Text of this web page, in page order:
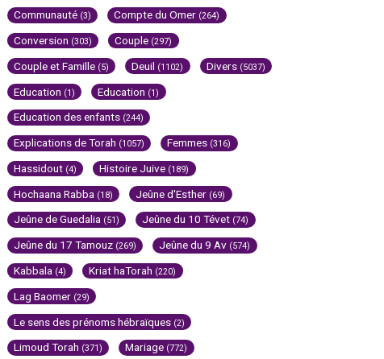
Communauté (3) Compte du Omer (264)
Conversion (303) Couple (297)
Couple et Famille (5) Deuil (1102) Divers (5037)
Education (1) Education (1)
Education des enfants (244)
Explications de Torah (1057) Femmes (316)
Hassidout (4) Histoire Juive (189)
Hochaana Rabba (18) Jeûne d'Esther (69)
Jeûne de Guedalia (51) Jeûne du 10 Tévet (74)
Jeûne du 17 Tamouz (269) Jeûne du 9 Av (574)
Kabbala (4) Kriat haTorah (220)
Lag Baomer (29)
Le sens des prénoms hébraïques (2)
Limoud Torah (371) Mariage (772)